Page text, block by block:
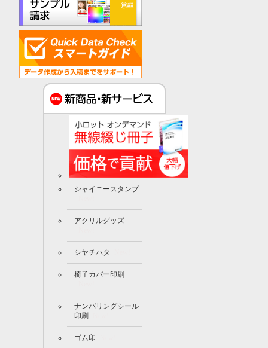
シャイニースタンプ
アクリルグッズ
シヤチハタ
椅子カバー印刷
ナンバリングシール
印刷
ゴム印